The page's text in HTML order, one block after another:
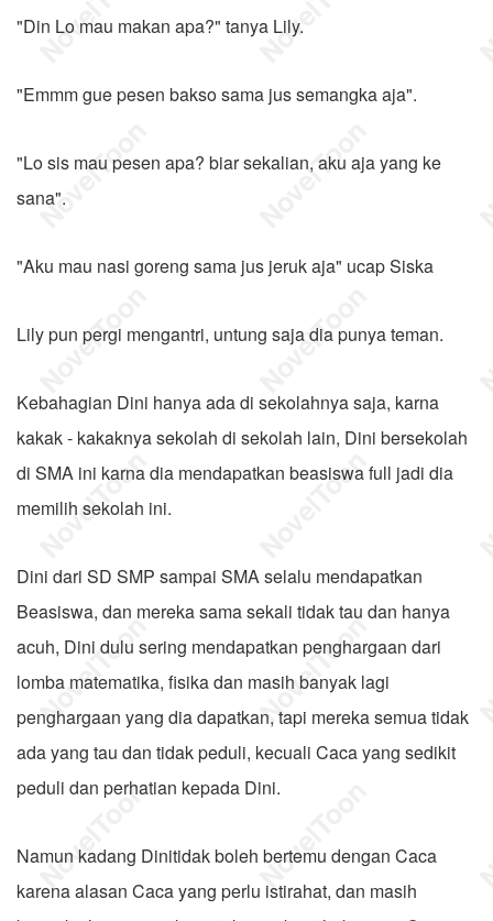
"Din Lo mau makan apa?" tanya Lily.
"Emmm gue pesen bakso sama jus semangka aja".
"Lo sis mau pesen apa? biar sekalian, aku aja yang ke
sana".
"Aku mau nasi goreng sama jus jeruk aja" ucap Siska
Lily pun pergi mengantri, untung saja dia punya teman.
Kebahagian Dini hanya ada di sekolahnya saja, karna
kakak - kakaknya sekolah di sekolah lain, Dini bersekolah
di SMA ini karna dia mendapatkan beasiswa full jadi dia
memilih sekolah ini.
Dini dari SD SMP sampai SMA selalu mendapatkan
Beasiswa, dan mereka sama sekali tidak tau dan hanya
acuh, Dini dulu sering mendapatkan penghargaan dari
lomba matematika, fisika dan masih banyak lagi
penghargaan yang dia dapatkan, tapi mereka semua tidak
ada yang tau dan tidak peduli, kecuali Caca yang sedikit
peduli dan perhatian kepada Dini.
Namun kadang Dinitidak boleh bertemu dengan Caca
karena alasan Caca yang perlu istirahat, dan masih